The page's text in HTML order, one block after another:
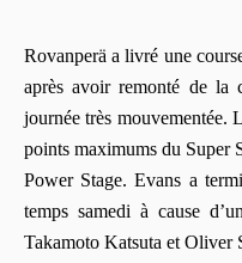
Rovanperä a livré une
après avoir remonté de la
journée très mouvementée.
points maximums du Super
Power Stage. Evans a
temps samedi à cause
Takamoto Katsuta et Oliver